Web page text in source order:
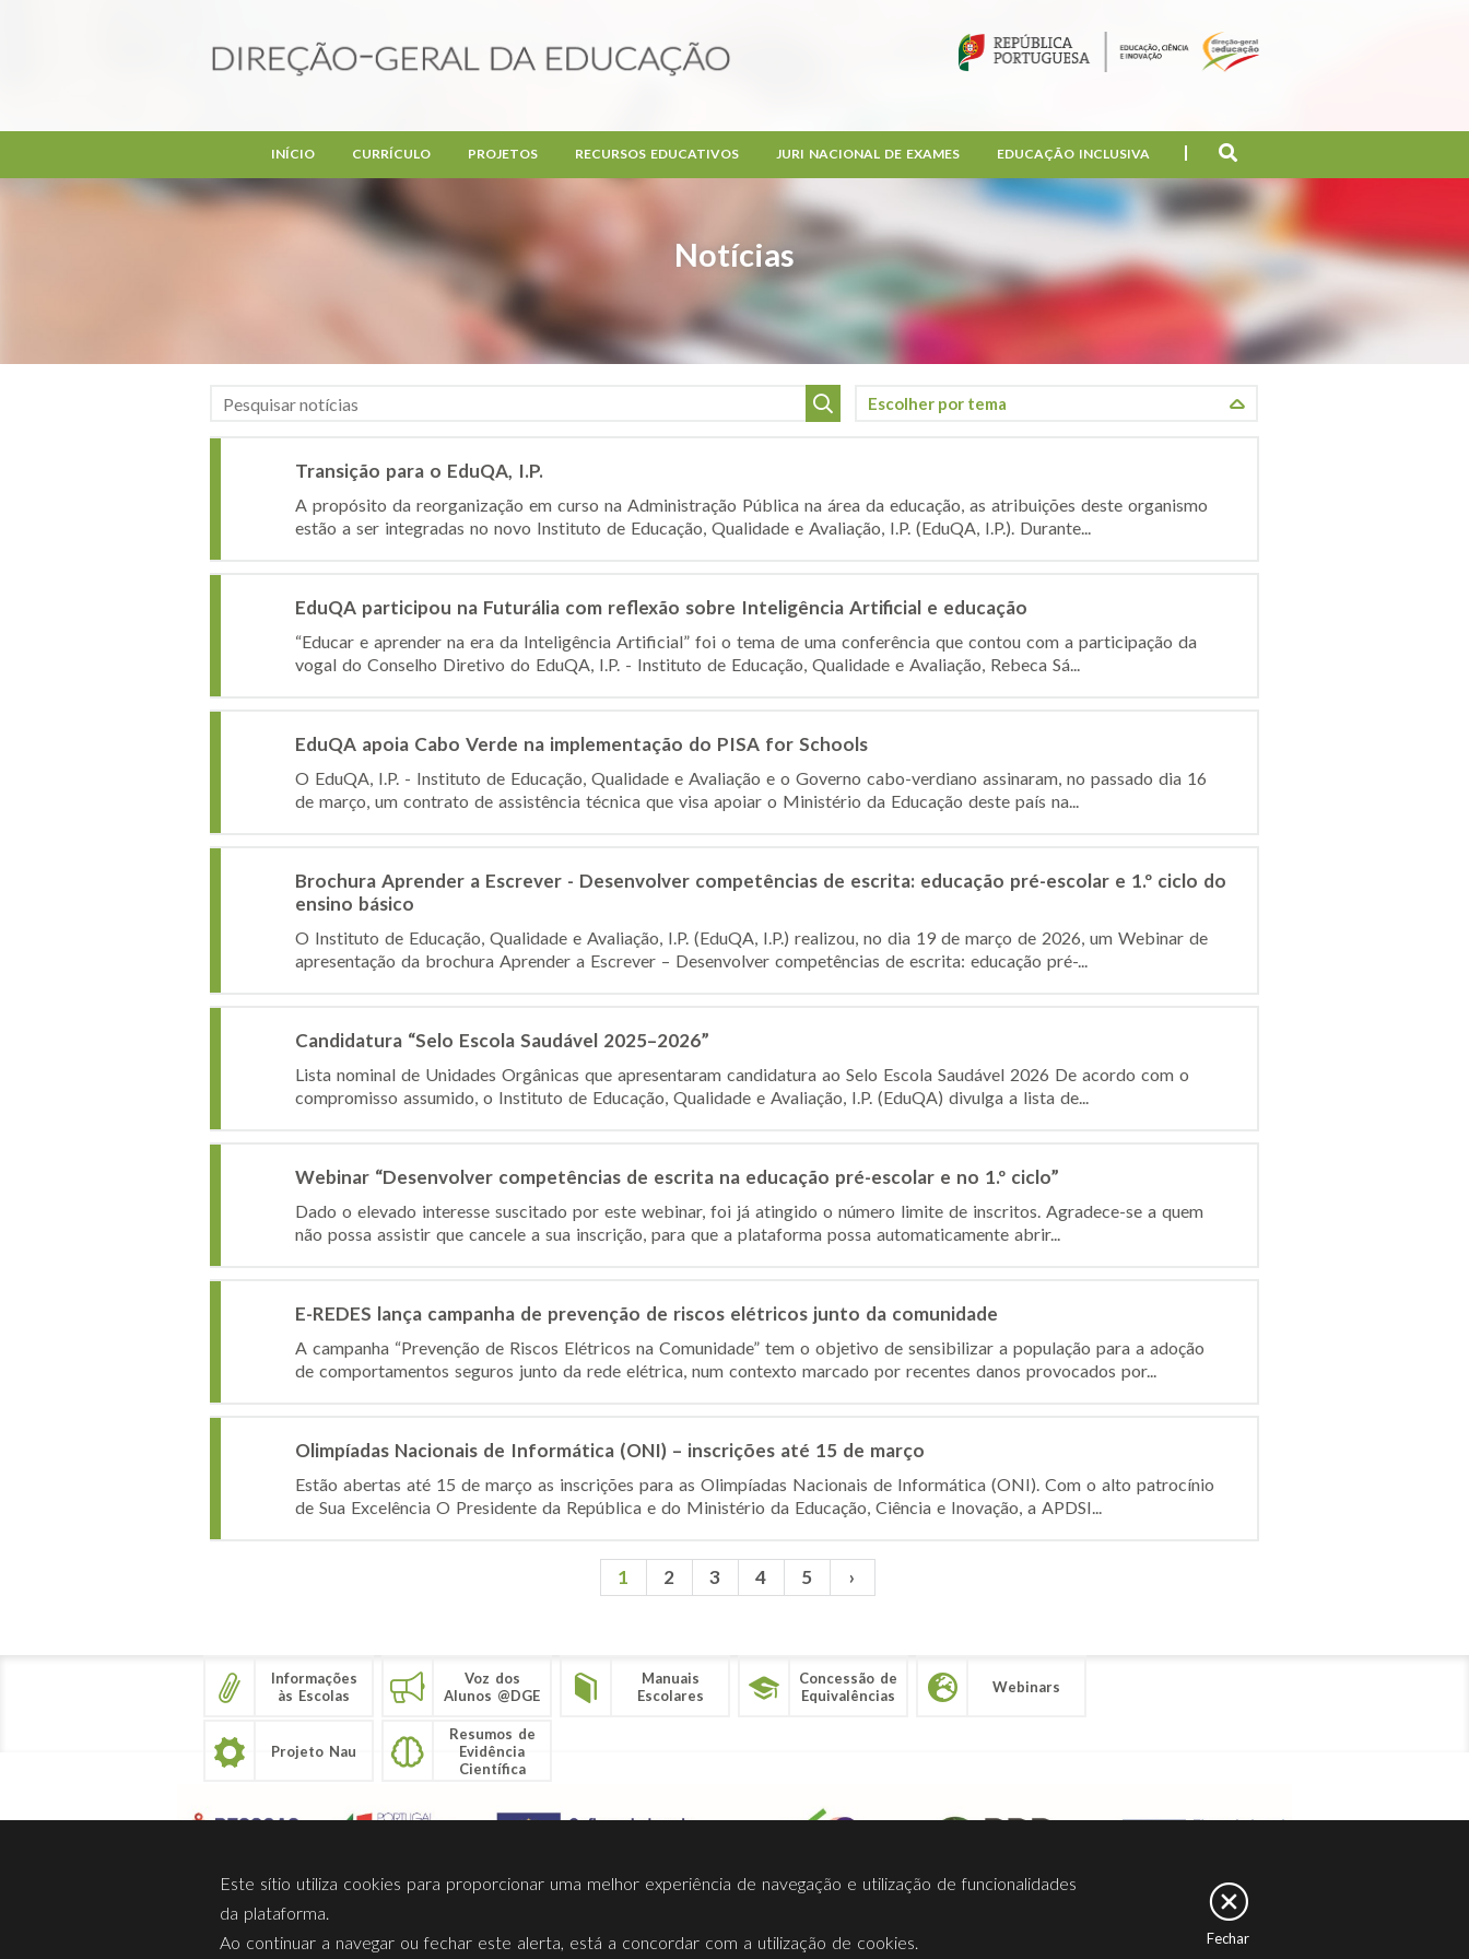
Notícias
INÍCIO CURRÍCULO PROJETOS RECURSOS EDUCATIVOS JURI NACIONAL DE EXAMES EDUCAÇÃO INCLUSIVA
Transição para o EduQA, I.P.
A propósito da reorganização em curso na Administração Pública na área da educação, as atribuições deste organismo
estão a ser integradas no novo Instituto de Educação, Qualidade e Avaliação, I.P. (EduQA, I.P.). Durante...
EduQA participou na Futurália com reflexão sobre Inteligência Artificial e educação
“Educar e aprender na era da Inteligência Artificial” foi o tema de uma conferência que contou com a participação da
vogal do Conselho Diretivo do EduQA, I.P. - Instituto de Educação, Qualidade e Avaliação, Rebeca Sá...
EduQA apoia Cabo Verde na implementação do PISA for Schools
O EduQA, I.P. - Instituto de Educação, Qualidade e Avaliação e o Governo cabo-verdiano assinaram, no passado dia 16
de março, um contrato de assistência técnica que visa apoiar o Ministério da Educação deste país na...
Brochura Aprender a Escrever - Desenvolver competências de escrita: educação pré-escolar e 1.º ciclo do
ensino básico
O Instituto de Educação, Qualidade e Avaliação, I.P. (EduQA, I.P.) realizou, no dia 19 de março de 2026, um Webinar de
apresentação da brochura Aprender a Escrever – Desenvolver competências de escrita: educação pré-...
Candidatura “Selo Escola Saudável 2025–2026”
Lista nominal de Unidades Orgânicas que apresentaram candidatura ao Selo Escola Saudável 2026 De acordo com o
compromisso assumido, o Instituto de Educação, Qualidade e Avaliação, I.P. (EduQA) divulga a lista de...
Webinar “Desenvolver competências de escrita na educação pré-escolar e no 1.º ciclo”
Dado o elevado interesse suscitado por este webinar, foi já atingido o número limite de inscritos. Agradece-se a quem
não possa assistir que cancele a sua inscrição, para que a plataforma possa automaticamente abrir...
E-REDES lança campanha de prevenção de riscos elétricos junto da comunidade
A campanha “Prevenção de Riscos Elétricos na Comunidade” tem o objetivo de sensibilizar a população para a adoção
de comportamentos seguros junto da rede elétrica, num contexto marcado por recentes danos provocados por...
Olimpíadas Nacionais de Informática (ONI) – inscrições até 15 de março
Estão abertas até 15 de março as inscrições para as Olimpíadas Nacionais de Informática (ONI). Com o alto patrocínio
de Sua Excelência O Presidente da República e do Ministério da Educação, Ciência e Inovação, a APDSI...
1 2 3 4 5 ›
Informações
às Escolas
Voz dos
Alunos @DGE
Manuais
Escolares
Concessão de
Equivalências
Webinars
Projeto Nau
Resumos de
Evidência
Científica
Sobre Nós Privacidade Termos Utilização Contactos Ligações Facebook
Este sítio utiliza cookies para proporcionar uma melhor experiência de navegação e utilização de funcionalidades
da plataforma.
Ao continuar a navegar ou fechar este alerta, está a concordar com a utilização de cookies.
Fechar